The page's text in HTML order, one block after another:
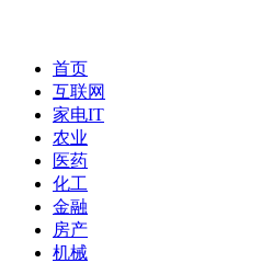
首页
互联网
家电IT
农业
医药
化工
金融
房产
机械